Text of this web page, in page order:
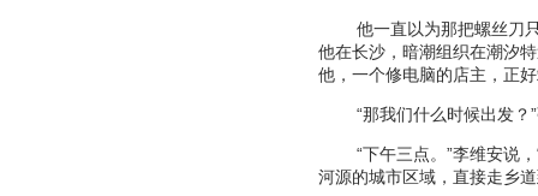
他一直以为那把螺丝刀
他在长沙，暗潮组织在潮汐
他，一个修电脑的店主，正
“那我们什么时候出发？”
“下午三点。 ”李维安说，
河源的城市区域，直接走乡